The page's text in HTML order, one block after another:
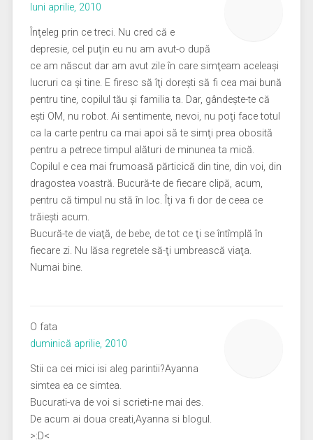
luni aprilie, 2010
Înţeleg prin ce treci. Nu cred că e
depresie, cel puţin eu nu am avut-o după
ce am născut dar am avut zile în care simţeam aceleaşi
lucruri ca şi tine. E firesc să îţi doreşti să fi cea mai bună
pentru tine, copilul tău şi familia ta. Dar, gândeşte-te că
eşti OM, nu robot. Ai sentimente, nevoi, nu poţi face totul
ca la carte pentru ca mai apoi să te simţi prea obosită
pentru a petrece timpul alături de minunea ta mică.
Copilul e cea mai frumoasă părticică din tine, din voi, din
dragostea voastră. Bucură-te de fiecare clipă, acum,
pentru că timpul nu stă în loc. Îţi va fi dor de ceea ce
trăieşti acum.
Bucură-te de viaţă, de bebe, de tot ce ţi se întîmplă în
fiecare zi. Nu lăsa regretele să-ţi umbrească viaţa.
Numai bine.
O fata
duminică aprilie, 2010
Stii ca cei mici isi aleg parintii?Ayanna
simtea ea ce simtea.
Bucurati-va de voi si scrieti-ne mai des.
De acum ai doua creati,Ayanna si blogul.
>:D<